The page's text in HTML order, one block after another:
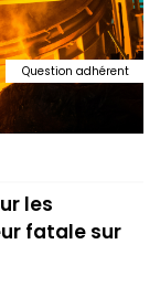
Question adhérent
les
fatale sur